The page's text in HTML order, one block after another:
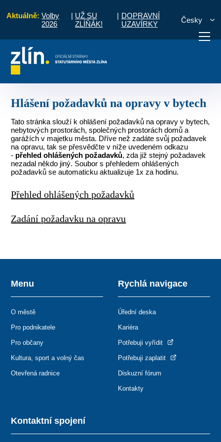
Aktuálně: Volby
2026
| UŽ SU
ZLÍŇÁK!
| DOPRAVNÍ
UZAVÍRKY
Česky
vyřídit Potřebuji zaplatit Diskuzní
Hlášení požadavků na opravy v bytech
Tato stránka slouží k ohlášení požadavků na opravy v bytech,
nebytových prostorách, společných prostorách domů a
garážích v majetku města. Dříve než zadáte svůj požadavek
na opravu, tak se přesvědčte v níže uvedeném odkazu
- přehled ohlášených požadavků, zda již stejný požadavek
nezadal někdo jiný. Soubor s přehledem ohlášených
požadavků se automaticku aktualizuje 1x za hodinu.
Přehled ohlášených požadavků
Zadání požadavku na opravu
Kontaktní spojení
Menu
O městě
Pro podnikatele
Pro občany
Kultura, sport a volný čas
Otevřená radnice
Rychlá navigace
Úřední deska
Kariéra
Potřebuji vyřídit
Potřebuji zaplatit
Diskuzní fórum
Kontakty